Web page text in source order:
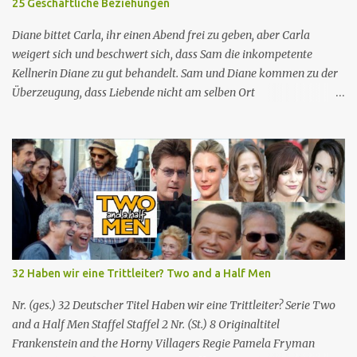
Eine Gruppe von sehr engagierten Lehrern sowie eine etwas
unbeholfene Schulleiterin versuchen trotz aller herrschenden
Widerstände, an einer öffentlichen ...
25 Geschäftliche Beziehungen
Diane bittet Carla, ihr einen Abend frei zu geben, aber Carla
weigert sich und beschwert sich, dass Sam die inkompetente
Kellnerin Diane zu gut behandelt. Sam und Diane kommen zu der
Überzeugung, dass Liebende nicht am selben Ort
sie lehnt ab, als Mr. Hedges Sam fragt, ob er sie nackt gesehen
habe, woraufhin sie erkennt, dass sie als Sexobjekt und nicht
wegen ihrer Fähigkeiten und Qualifikationen eingestellt wird.
Enttäuscht kehrt Diane zu ihrem Job bei Cheers zurück,
beschuldigt aber Sam, sie aus den gleichen Gründen wie Mr.
Hedges wieder eingestellt zu haben. Sam versichert ihr, dass dies
nicht der Fall ist, und sie ist beschwichtigt. Norm und seine Frau
es stellt sich heraus, dass Vera mit einem anderen Mann
zusammen ist Cheers Folgeninfos: Nr. (ges.) 25 Nr. (St.) 03
Deutscher Titel...
32 Haben wir eine Trittleiter? Two and a Half Men
Nr. (ges.) 32 Deutscher Titel Haben wir eine Trittleiter? Serie Two
and a Half Men Staffel Staffel 2 Nr. (St.) 8 Original­titel
Frankenstein and the Horny Villagers Regie Pamela Fryman